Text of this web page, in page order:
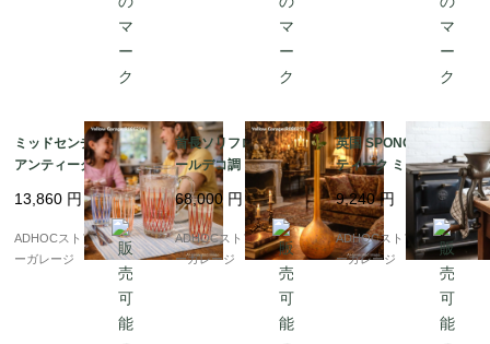
ミッドセンチュリー・
アンティークガラス ピ
ッチャー＆グラス3客セ
ット ? カラーパターン
が美しい手仕事の逸品
13,860 円
ADHOCストア・イエロ
ーガレージ
首長ソリフロール型 ア
ールデコ調 アンティー
クガラス花瓶
68,000 円
ADHOCストア・イエロ
ーガレージ
英国 SPONG社製 アン
ティーク ミートグライ
ンダー No.90 鋳鉄製 手
廻し式 クランプ固定タ
イプ（LONDON刻印）
9,240円
ADHOCストア・イエロ
ーガレージ